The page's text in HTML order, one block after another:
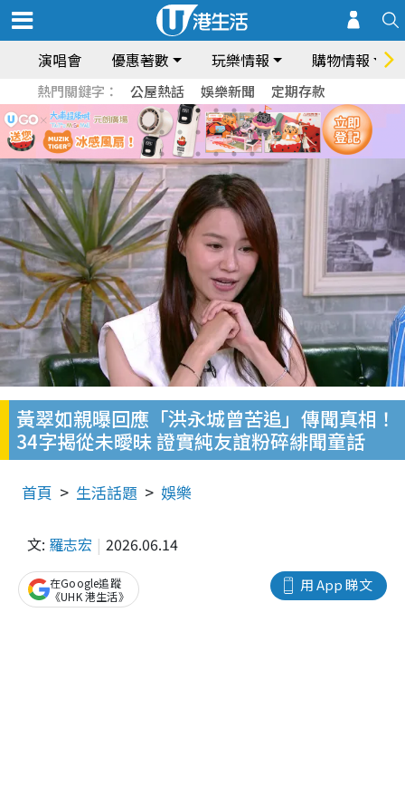
演唱會 優惠著數 玩樂情報 購物情報
熱門關鍵字： 公屋熱話 娛樂新聞 定期存款
黃翠如親曝回應「洪永城曾苦追」傳聞真相！
34字揭從未曖昧 證實純友誼粉碎緋聞童話
首頁 生活話題 娛樂
文: 羅志宏 2026.06.14
用 App 睇文
在Google追蹤
《UHK 港生活》